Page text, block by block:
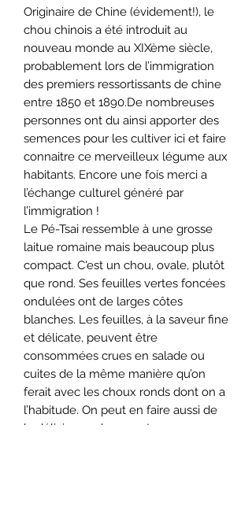
Originaire de Chine (évidement!), le
chou chinois a été introduit au
nouveau monde au XIXème siècle,
probablement lors de l’immigration
des premiers ressortissants de chine
entre 1850 et 1890.De nombreuses
personnes ont du ainsi apporter des
semences pour les cultiver ici et faire
connaitre ce merveilleux légume aux
habitants. Encore une fois merci a
l’échange culturel généré par
l’immigration !
Le Pé-Tsai ressemble à une grosse
laitue romaine mais beaucoup plus
compact. C'est un chou, ovale, plutôt
que rond. Ses feuilles vertes foncées
ondulées ont de larges côtes
blanches. Les feuilles, à la saveur fine
et délicate, peuvent être
consommées crues en salade ou
cuites de la même manière qu’on
ferait avec les choux ronds dont on a
l’habitude. On peut en faire aussi de
la délicieuse choucroute, ou